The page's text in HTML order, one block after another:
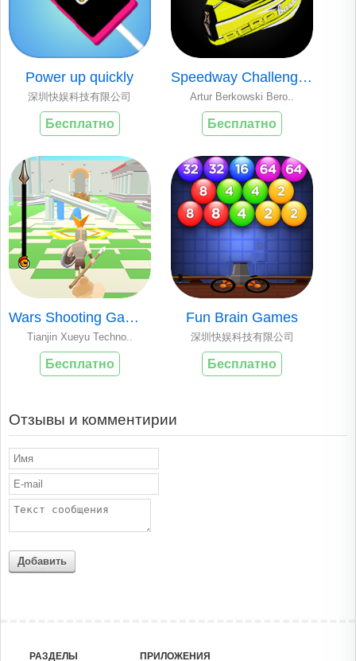
Power up quickly
深圳快娱科技有限公司
Бесплатно
Speedway Challenge..
Artur Berkowski Bero..
Бесплатно
Wars Shooting Game..
Tianjin Xueyu Techno..
Бесплатно
Fun Brain Games
深圳快娱科技有限公司
Бесплатно
Отзывы и комментирии
Добавить
РАЗДЕЛЫ ПРИЛОЖЕНИЯ